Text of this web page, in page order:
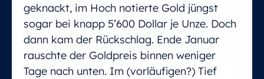
geknackt, im Hoch notierte Gold jüngst
sogar bei knapp 5’600 Dollar je Unze. Doch
dann kam der Rückschlag. Ende Januar
rauschte der Goldpreis binnen weniger
Tage nach unten. Im (vorläufigen?) Tief